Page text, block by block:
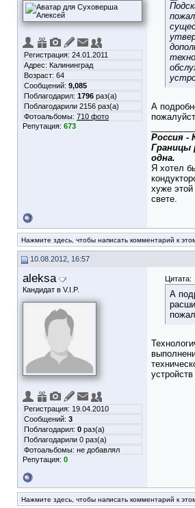
Регистрация: 24.01.2011
Адрес: Калининград
Возраст: 64
Сообщений: 9,085
Поблагодарил: 1796 раз(а)
Поблагодарили 2156 раз(а)
Фотоальбомы: 710 фото
Репутация: 673
А
Россия -
Границы
одна.
Я хотел
хуже этой
свете.
Нажмите здесь, чтобы написать комментарий к
10.08.2012, 16:57
aleksa
Кандидат в V.I.P.
Регистрация: 19.04.2010
Сообщений: 3
Поблагодарил: 0 раз(а)
Поблагодарили 0 раз(а)
Фотоальбомы: не добавлял
Репутация: 0
Цитата:
А
устройств
Нажмите здесь, чтобы написать комментарий к